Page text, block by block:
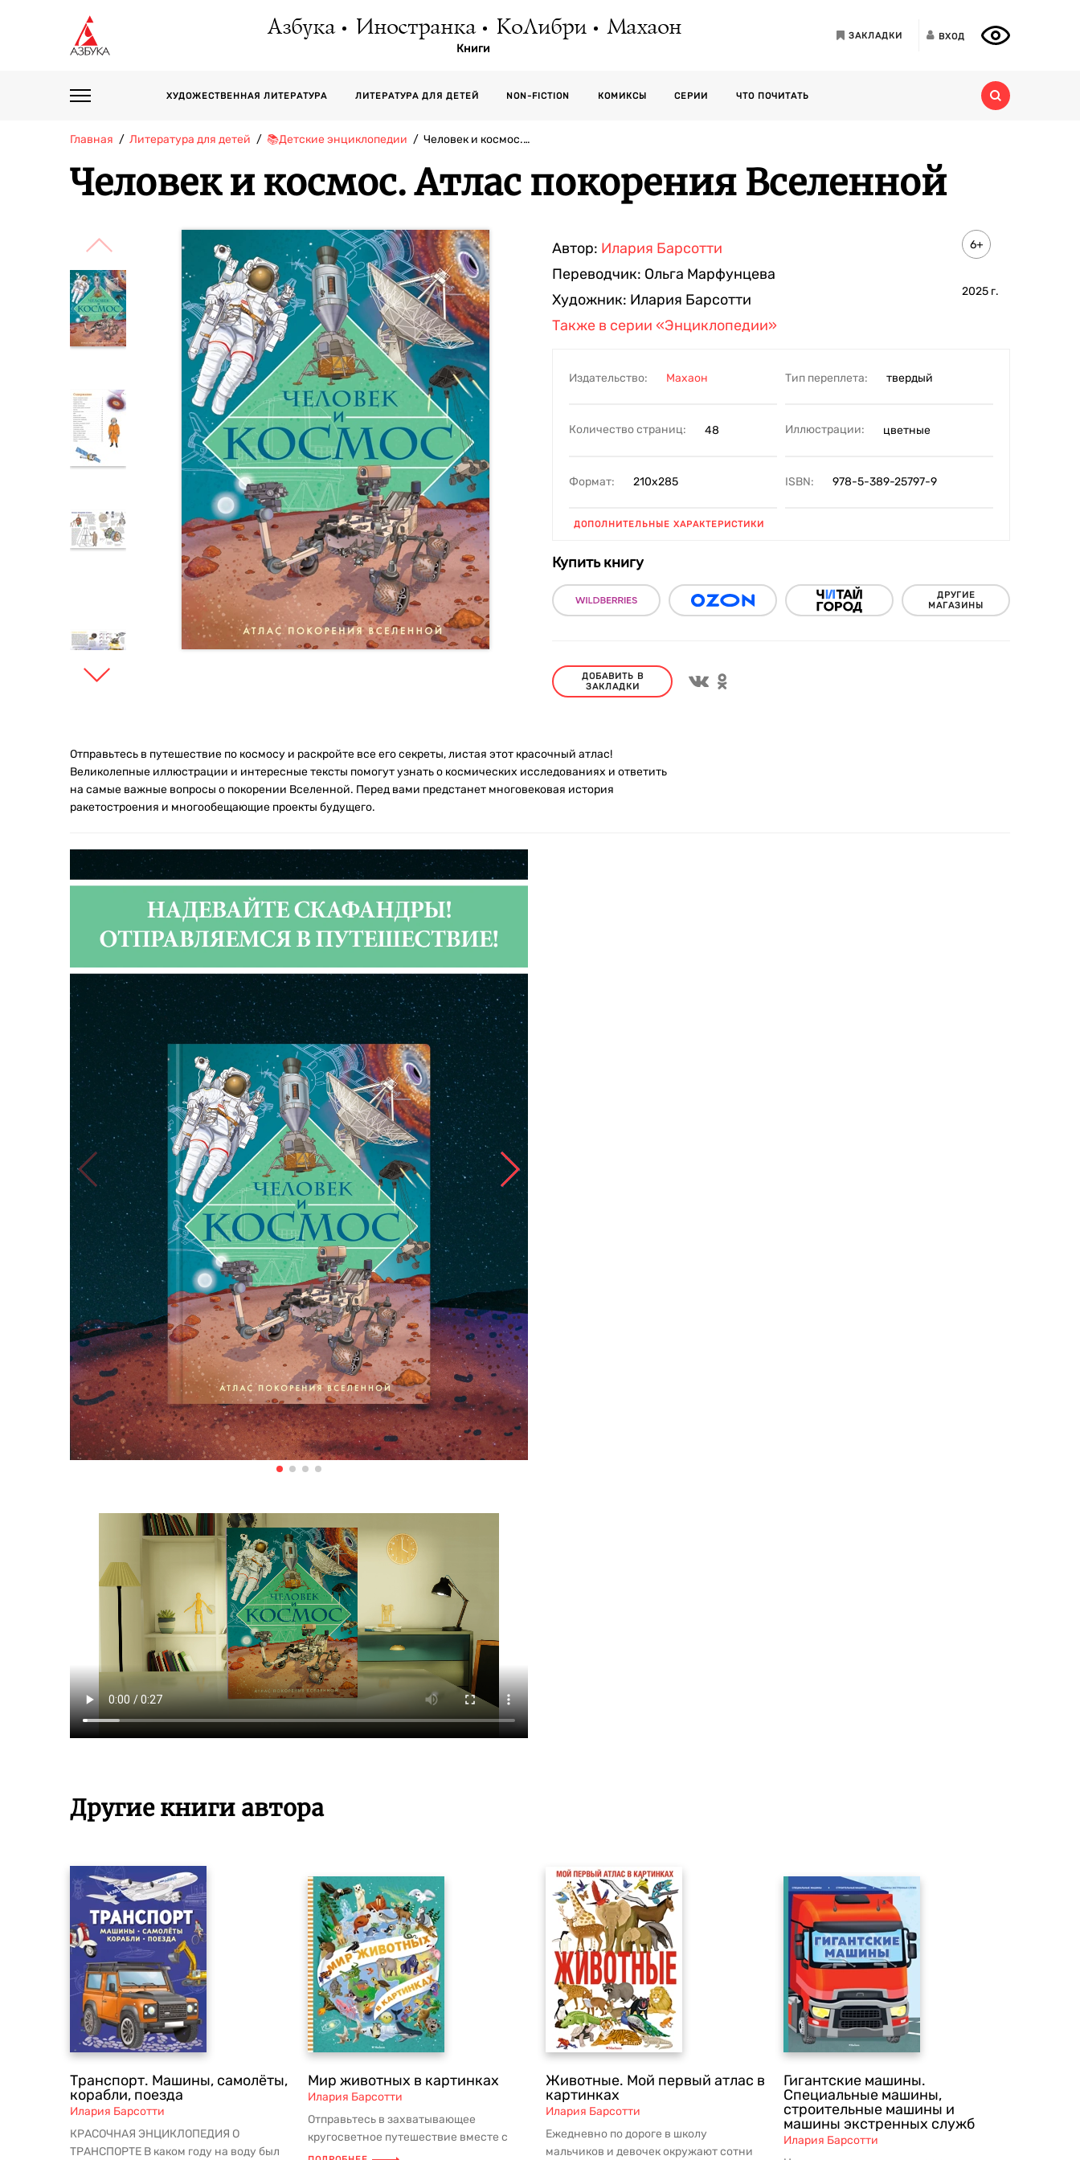
Азбука Иностранка КоЛибри Махаон
Книги
ЗАКЛАДКИ ВХОД
ХУДОЖЕСТВЕННАЯ ЛИТЕРАТУРА ЛИТЕРАТУРА ДЛЯ ДЕТЕЙ NON-FICTION КОМИКСЫ СЕРИИ ЧТО ПОЧИТАТЬ
Главная Литература для детей 📚Детские энциклопедии Человек и космос.…
Человек и космос. Атлас покорения Вселенной
Автор: Илария Барсотти
Переводчик: Ольга Марфунцева
Художник: Илария Барсотти
6+
2025 г.
Также в серии «Энциклопедии»
Издательство: Махаон Тип переплета: твердый
Количество страниц: 48 Иллюстрации: цветные
Формат: 210х285 ISBN: 978-5-389-25797-9
ДОПОЛНИТЕЛЬНЫЕ ХАРАКТЕРИСТИКИ
Купить книгу
ДРУГИЕ
МАГАЗИНЫ
ДОБАВИТЬ В
ЗАКЛАДКИ
Отправьтесь в путешествие по космосу и раскройте все его секреты, листая этот красочный атлас!
Великолепные иллюстрации и интересные тексты помогут узнать о космических исследованиях и ответить
на самые важные вопросы о покорении Вселенной. Перед вами предстанет многовековая история
ракетостроения и многообещающие проекты будущего.
Другие книги автора
Транспорт. Машины, самолёты,
корабли, поезда
Илария Барсотти
КРАСОЧНАЯ ЭНЦИКЛОПЕДИЯ О
ТРАНСПОРТЕ В каком году на воду был
Мир животных в картинках
Илария Барсотти
Отправьтесь в захватывающее
кругосветное путешествие вместе с
этой книжкой! Милые современные
Животные. Мой первый атлас в
картинках
Илария Барсотти
Ежедневно по дороге в школу
мальчиков и девочек окружают сотни
Гигантские машины.
Специальные машины,
строительные машины и
машины экстренных служб
Илария Барсотти